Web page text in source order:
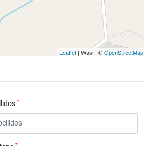
Leaflet | Wasi - ©OpenStreetMap
*